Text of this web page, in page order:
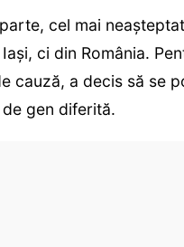
cel mai
ci din România.
cauză, a decis să se
gen diferită.